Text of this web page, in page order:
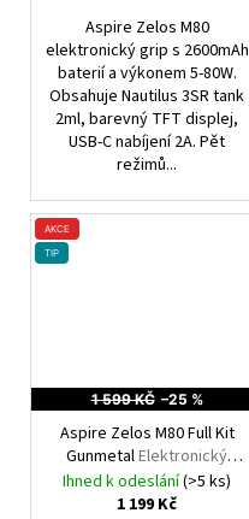
Aspire Zelos M80
elektronický grip s 2600mAh
baterií a výkonem 5-80W.
Obsahuje Nautilus 3SR tank
2ml, barevný TFT displej,
USB-C nabíjení 2A. Pět
režimů...
AKCE
TIP
1 599 KČ –25 %
Aspire Zelos M80 Full Kit
GunmetalElektronický
Grip
Ihned k odeslání(>5 ks)
1 199 Kč